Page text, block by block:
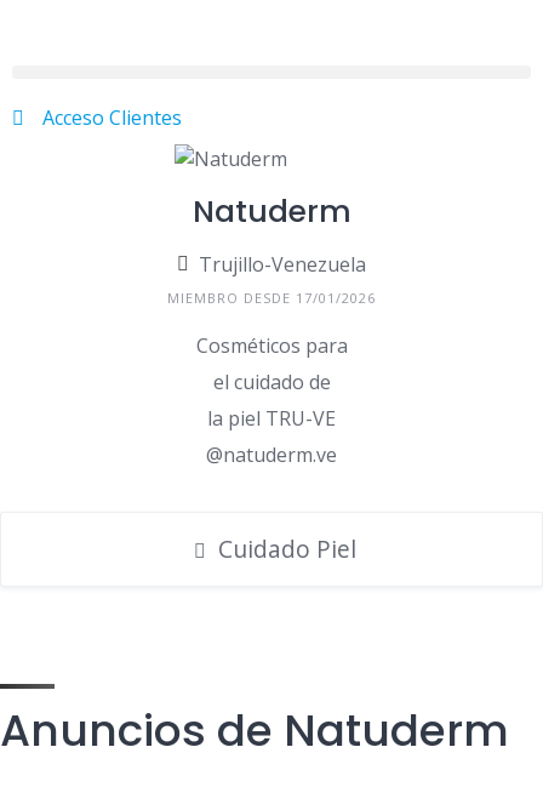
Acceso Clientes
Natuderm
Trujillo-Venezuela
MIEMBRO DESDE 17/01/2026
Cosméticos para
el cuidado de
la piel TRU-VE
@natuderm.ve
Cuidado Piel
Anuncios de Natuderm